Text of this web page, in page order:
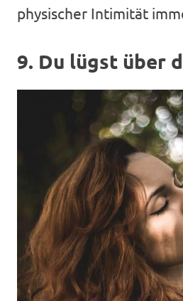
physischer Intimität
9. Du lügst über